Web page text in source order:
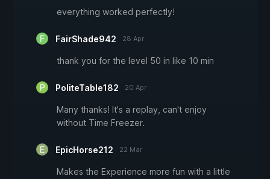
everything worked perfectly!
FairShade942 28 Apr
thank you for the level 50 in like 10 min
PoliteTable182 20 Apr
Many thanks! It's a replay, can't enjoy
without Time Freezer.
EpicHorse212 22 Mar
Makes the Experience more fun with a little